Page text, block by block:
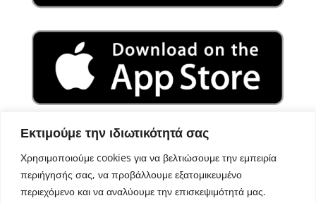
Εκτιμούμε την ιδιωτικότητά σας
Χρησιμοποιούμε cookies για να βελτιώσουμε την εμπειρία
περιήγησής σας, να προβάλλουμε εξατομικευμένο
περιεχόμενο και να αναλύουμε την επισκεψιμότητά μας.